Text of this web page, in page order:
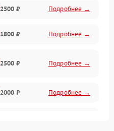
2500 ₽ Подробнее →
1800 ₽ Подробнее →
2500 ₽ Подробнее →
2000 ₽ Подробнее →